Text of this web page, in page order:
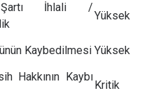
İhlali /
Yüksek
Kaybedilmesi Yüksek
Hakkının Kaybı
Kritik